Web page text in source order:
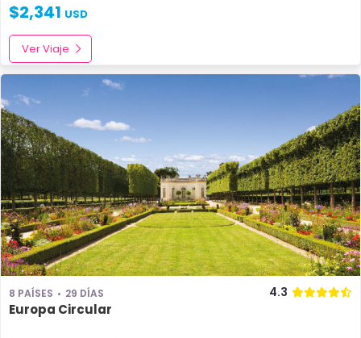
$2,341 USD
Ver Viaje
8 PAÍSES 29 DÍAS 4.3
Europa Circular